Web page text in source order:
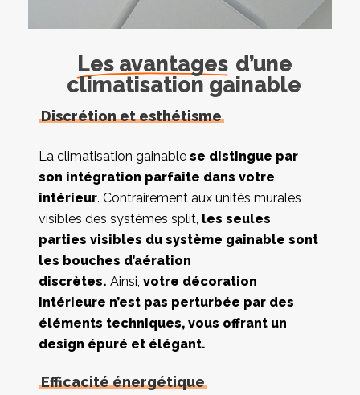
Les avantages d’une
climatisation gainable
Discrétion et esthétisme
La climatisation gainablese distingue par
son intégration parfaite dans votre
intérieur. Contrairement aux unités murales
visibles des systèmes split, les seules
parties visibles du système gainable sont
les bouches d’aération
discrètes. Ainsi,votre décoration
intérieure n’est pas perturbée par des
éléments techniques, vous offrant un
design épuré et élégant.
Efficacité énergétique